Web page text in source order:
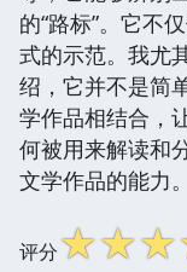
的“路标”。它不
式的示范。我尤
绍，它并不是简
学作品相结合，
何被用来解读和
文学作品的能力。
评分☆☆☆